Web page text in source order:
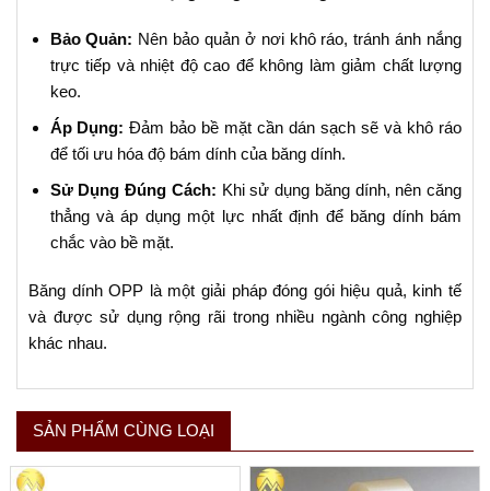
Bảo Quản: Nên bảo quản ở nơi khô ráo, tránh ánh nắng
trực tiếp và nhiệt độ cao để không làm giảm chất lượng
keo.
Áp Dụng: Đảm bảo bề mặt cần dán sạch sẽ và khô ráo
để tối ưu hóa độ bám dính của băng dính.
Sử Dụng Đúng Cách: Khi sử dụng băng dính, nên căng
thẳng và áp dụng một lực nhất định để băng dính bám
chắc vào bề mặt.
Băng dính OPP là một giải pháp đóng gói hiệu quả, kinh tế
và được sử dụng rộng rãi trong nhiều ngành công nghiệp
khác nhau.
SẢN PHẨM CÙNG LOẠI